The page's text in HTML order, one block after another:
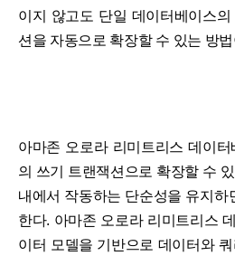
이지 않고도 단일 데이터베이스의
션을 자동으로 확장할 수 있는 방
아마존 오로라 리미트리스 데이
의 쓰기 트랜잭션으로 확장할 수
내에서 작동하는 단순성을 유지하
한다. 아마존 오로라 리미트리스
이터 모델을 기반으로 데이터와